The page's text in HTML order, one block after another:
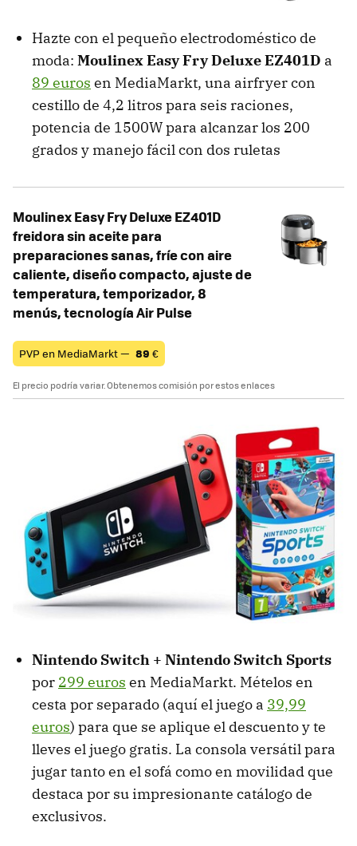
Hazte con el pequeño electrodoméstico de
moda: Moulinex Easy Fry Deluxe EZ401D a
89 euros en MediaMarkt, una airfryer con
cestillo de 4,2 litros para seis raciones,
potencia de 1500W para alcanzar los 200
grados y manejo fácil con dos ruletas
Moulinex Easy Fry Deluxe EZ401D
freidora sin aceite para
preparaciones sanas, fríe con aire
caliente, diseño compacto, ajuste de
temperatura, temporizador, 8
menús, tecnología Air Pulse
PVP en MediaMarkt — 89 €
El precio podría variar. Obtenemos comisión por estos enlaces
Nintendo Switch + Nintendo Switch Sports
por 299 euros en MediaMarkt. Mételos en
cesta por separado (aquí el juego a 39,99
euros) para que se aplique el descuento y te
lleves el juego gratis. La consola versátil para
jugar tanto en el sofá como en movilidad que
destaca por su impresionante catálogo de
exclusivos.